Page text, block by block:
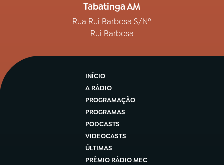
Tabatinga AM
Rua Rui Barbosa S/Nº
Rui Barbosa
INÍCIO
A RÁDIO
PROGRAMAÇÃO
PROGRAMAS
PODCASTS
VIDEOCASTS
ÚLTIMAS
PRÊMIO RÁDIO MEC